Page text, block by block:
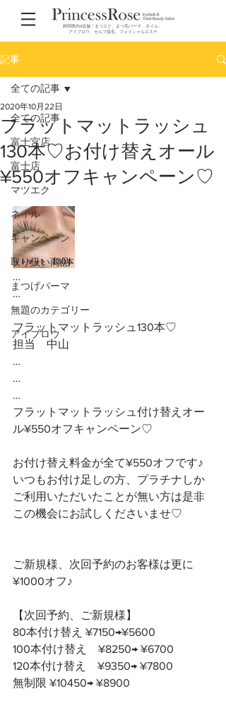
静岡県内4店舗！まつエク、まつ毛パーマ、ネイル、
アイブロウ、セルフ脱毛、フェイシャルエステ
記事
全ての記事
富士宮店
富士店
マツエク
ネイル
キャンペーン
取り扱い商品
まつげパーマ
無題のカテゴリー
アイブロウ
全ての記事
フラットマットラッシュ
130本♡お付け替えオール
¥550オフキャンペーン♡
2020年10月22日
…
…
フラットマットラッシュ130本♡
担当　中山
…
…
…
フラットマットラッシュ付け替えオー
ル¥550オフキャンペーン♡
お付け替え料金が全て¥550オフです♪
いつもお付け足しの方、プラチナしか
ご利用いただいたことが無い方は是非
この機会にお試しくださいませ♡
ご新規様、次回予約のお客様は更に
¥1000オフ♪
【次回予約、ご新規様】
80本付け替え ¥7150→¥5600
100本付け替え　¥8250→ ¥6700
120本付け替え　¥9350→ ¥7800
無制限 ¥10450→ ¥8900